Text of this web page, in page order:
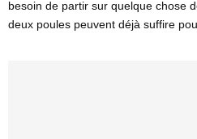
besoin de partir sur quelque chose
deux poules peuvent déjà suffire